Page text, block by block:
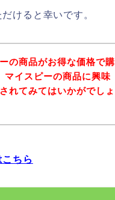
けると幸いです。
の商品がお得な価格で購
マイスピーの商品に興味
れてみてはいかがでしょ
ちら